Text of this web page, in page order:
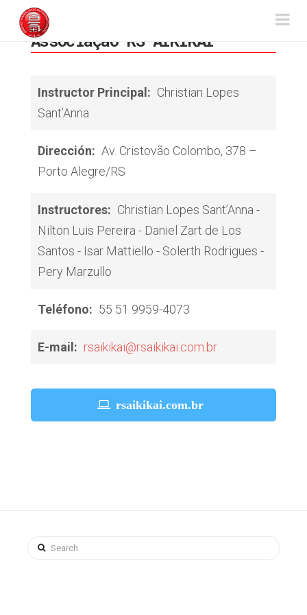
Aikido
Sansuikai
Associação RS AIKIKAI
Instructor Principal: Christian Lopes
Sant’Anna
Dirección: Av. Cristovão Colombo, 378 –
Porto Alegre/RS
Instructores: Christian Lopes Sant’Anna -
Nilton Luis Pereira - Daniel Zart de Los
Santos - Isar Mattiello - Solerth Rodrigues -
Pery Marzullo
Teléfono: 55 51 9959-4073
E-mail: rsaikikai@rsaikikai.com.br
rsaikikai.com.br
Search